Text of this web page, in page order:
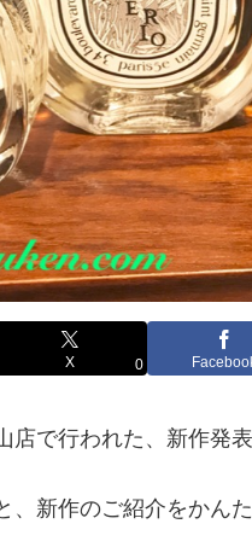
X 0
店で行われた、新作発
、新作のご紹介をかん